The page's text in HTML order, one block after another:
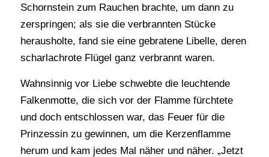
Schornstein zum Rauchen brachte, um dann zu
zerspringen; als sie die verbrannten Stücke
herausholte, fand sie eine gebratene Libelle, deren
scharlachrote Flügel ganz verbrannt waren.
Wahnsinnig vor Liebe schwebte die leuchtende
Falkenmotte, die sich vor der Flamme fürchtete
und doch entschlossen war, das Feuer für die
Prinzessin zu gewinnen, um die Kerzenflamme
herum und kam jedes Mal näher und näher. „Jetzt